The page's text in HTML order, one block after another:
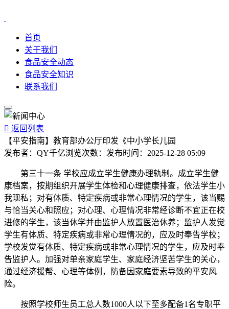
首页
关于我们
食品安全动态
食品安全知识
联系我们
 返回列表
【平安指南】教育部办公厅印发《中小学长儿园
发布者： QY千亿浏览次数： 发布时间： 2025-12-28 05:09
第三十一条 学校应成立学生健康办理轨制。成立学生健
康档案，按期组织开展学生体检和心理健康排查，依法学生小
我现私；对有体质、特定疾病或非常心理情况的学生，该当赐
与恰当关心和照应；对心理、心理情况非常经诊断不宜正在校
进修的学生，该当休学并由监护人放置医治休养；监护人发觉
学生有体质、特定疾病或非常心理情况的，应及时奉告学校；
学校发觉有体质、特定疾病或非常心理情况的学生，应及时奉
告监护人。加强对单亲家庭学生、家庭经济坚苦学生的关心，
通过经济援帮、心理等体例，防备因家庭要素导致的平安风
险。
按照学校师生员工总人数1000人以下至多配备1名专职平